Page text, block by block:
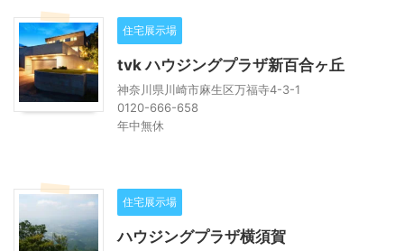
住宅展示場
tvk ハウジングプラザ新百合ヶ丘
神奈川県川崎市麻生区万福寺4-3-1
0120-666-658
年中無休
住宅展示場
ハウジングプラザ横須賀